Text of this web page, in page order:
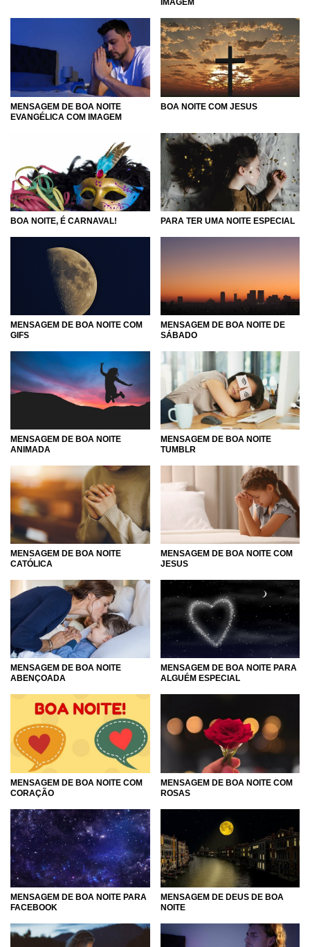
IMAGEM
MENSAGEM DE BOA NOITE
EVANGÉLICA COM IMAGEM
BOA NOITE COM JESUS
BOA NOITE, É CARNAVAL! PARA TER UMA NOITE ESPECIAL
MENSAGEM DE BOA NOITE COM
GIFS
MENSAGEM DE BOA NOITE DE
SÁBADO
MENSAGEM DE BOA NOITE
ANIMADA
MENSAGEM DE BOA NOITE
TUMBLR
MENSAGEM DE BOA NOITE
CATÓLICA
MENSAGEM DE BOA NOITE COM
JESUS
MENSAGEM DE BOA NOITE
ABENÇOADA
MENSAGEM DE BOA NOITE PARA
ALGUÉM ESPECIAL
MENSAGEM DE BOA NOITE COM
CORAÇÃO
MENSAGEM DE BOA NOITE COM
ROSAS
MENSAGEM DE BOA NOITE PARA
FACEBOOK
MENSAGEM DE DEUS DE BOA
NOITE